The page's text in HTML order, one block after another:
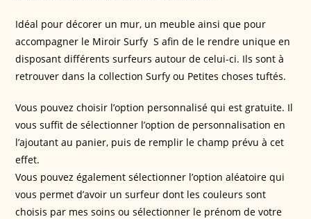
Idéal pour décorer un mur, un meuble ainsi que pour
accompagner le Miroir Surfy S afin de le rendre unique en
disposant différents surfeurs autour de celui-ci. Ils sont à
retrouver dans la collection Surfy ou Petites choses tuftés.
Vous pouvez choisir l’option personnalisé qui est gratuite. Il
vous suffit de sélectionner l’option de personnalisation en
l’ajoutant au panier, puis de remplir le champ prévu à cet
effet.
Vous pouvez également sélectionner l’option aléatoire qui
vous permet d’avoir un surfeur dont les couleurs sont
choisis par mes soins ou sélectionner le prénom de votre